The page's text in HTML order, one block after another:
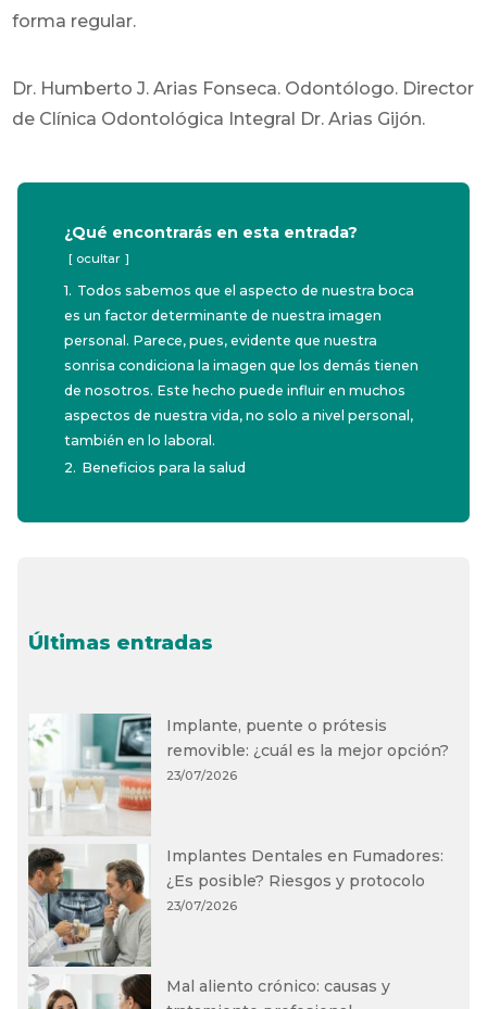
forma regular.
Dr. Humberto J. Arias Fonseca. Odontólogo. Director
de Clínica Odontológica Integral Dr. Arias Gijón.
¿Qué encontrarás en esta entrada?
ocultar
1. Todos sabemos que el aspecto de nuestra boca
es un factor determinante de nuestra imagen
personal. Parece, pues, evidente que nuestra
sonrisa condiciona la imagen que los demás tienen
de nosotros. Este hecho puede influir en muchos
aspectos de nuestra vida, no solo a nivel personal,
también en lo laboral.
2. Beneficios para la salud
Últimas entradas
Implante, puente o prótesis
removible: ¿cuál es la mejor opción?
23/07/2026
Implantes Dentales en Fumadores:
¿Es posible? Riesgos y protocolo
23/07/2026
Mal aliento crónico: causas y